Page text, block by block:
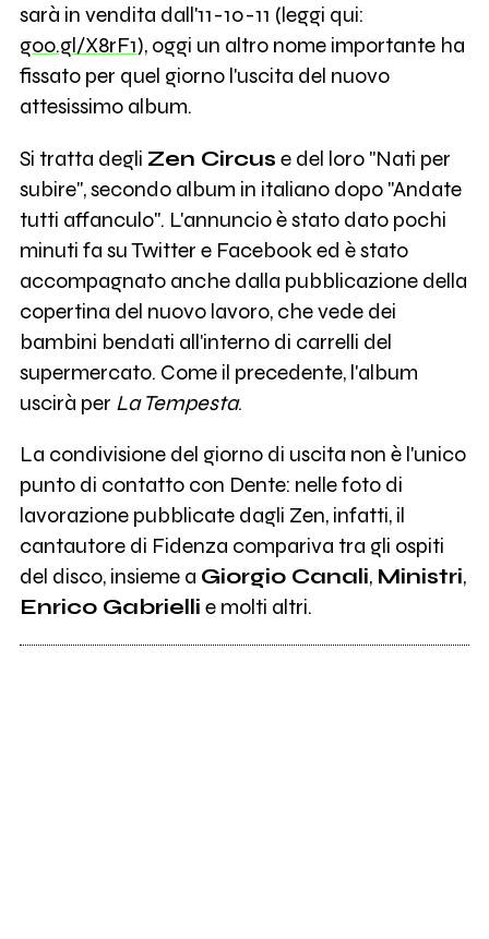
sarà in vendita dall'11-10-11 (leggi qui:
goo.gl/X8rF1),oggi un altro nome importante ha
fissato per quel giorno l'uscita del nuovo
attesissimo album.
Si tratta degli Zen Circus e del loro "Nati per
subire", secondo album in italiano dopo "Andate
tutti affanculo". L'annuncio è stato dato pochi
minuti fa su Twitter e Facebook ed è stato
accompagnato anche dalla pubblicazione della
copertina del nuovo lavoro, che vede dei
bambini bendati all'interno di carrelli del
supermercato. Come il precedente, l'album
uscirà per La Tempesta.
La condivisione del giorno di uscita non è l'unico
punto di contatto con Dente: nelle foto di
lavorazione pubblicate dagli Zen, infatti, il
cantautore di Fidenza compariva tra gli ospiti
del disco, insieme a Giorgio Canali, Ministri,
Enrico Gabrielli e molti altri.